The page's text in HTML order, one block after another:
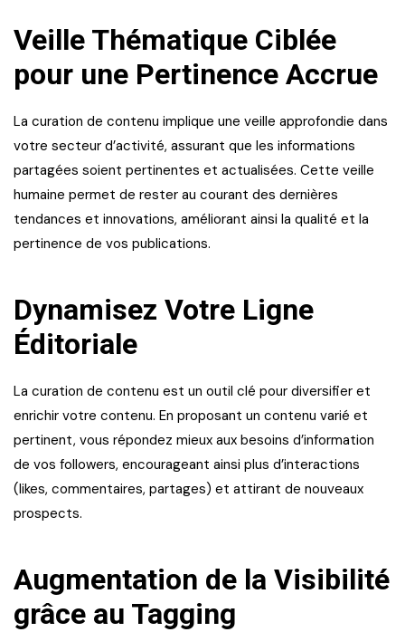
Veille Thématique Ciblée
pour une Pertinence Accrue
La curation de contenu implique une veille approfondie dans
votre secteur d’activité, assurant que les informations
partagées soient pertinentes et actualisées. Cette veille
humaine permet de rester au courant des dernières
tendances et innovations, améliorant ainsi la qualité et la
pertinence de vos publications.
Dynamisez Votre Ligne
Éditoriale
La curation de contenu est un outil clé pour diversifier et
enrichir votre contenu. En proposant un contenu varié et
pertinent, vous répondez mieux aux besoins d’information
de vos followers, encourageant ainsi plus d’interactions
(likes, commentaires, partages) et attirant de nouveaux
prospects.
Augmentation de la Visibilité
grâce au Tagging